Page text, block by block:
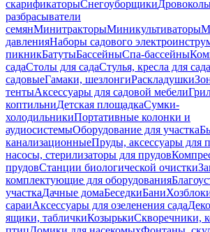
скарификаторыСнегоуборщики
разбрасыватели
семянМинитракторыМиникультиваторы
давленияНаборы садового
пикникБатутыБассейныСпа-бассейны
садаСтолы для садаСтулья, кресла для сада
садовыеГамаки, шезлонгиРаскладушки
тентыАксессуары для садовой мебели
коптильниДетская площадкаСумки-
холодильникиПортативные колонки и
аудиосистемыОборудование для участка
канализационныеПруды, аксессуары для
насосы, стерилизаторы для прудов
прудовСтанции биологической очистки
комплектующие для оборудования
участкаДачные домаБеседкиБани
сараиАксессуары для озеленения сада
ящики, табличкиКозырькиСкворечники,